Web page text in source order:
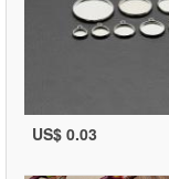
US$ 0.03